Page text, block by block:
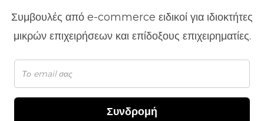
Συμβουλές από e-commerce ειδικοί για ιδιοκτήτες
μικρών επιχειρήσεων και επίδοξους επιχειρηματίες.
Συνδρομή